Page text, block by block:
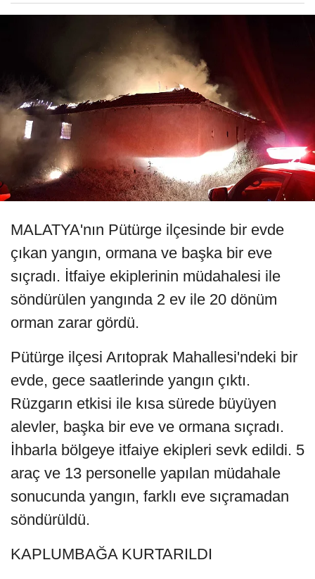
MALATYA'nın Pütürge ilçesinde bir evde
çıkan yangın, ormana ve başka bir eve
sıçradı. İtfaiye ekiplerinin müdahalesi ile
söndürülen yangında 2 ev ile 20 dönüm
orman zarar gördü.
Pütürge ilçesi Arıtoprak Mahallesi'ndeki bir
evde, gece saatlerinde yangın çıktı.
Rüzgarın etkisi ile kısa sürede büyüyen
alevler, başka bir eve ve ormana sıçradı.
İhbarla bölgeye itfaiye ekipleri sevk edildi. 5
araç ve 13 personelle yapılan müdahale
sonucunda yangın, farklı eve sıçramadan
söndürüldü.
KAPLUMBAĞA KURTARILDI